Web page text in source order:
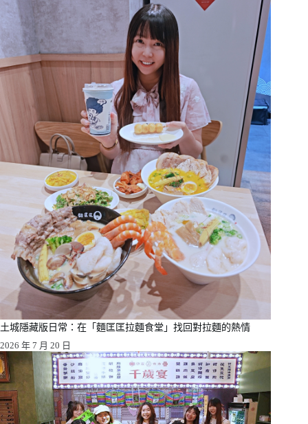
土城隱藏版日常：在「麵匡匡拉麵食堂」找回對拉麵的熱情
2026 年 7 月 20 日